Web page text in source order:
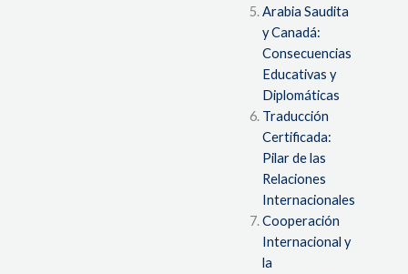
Arabia Saudita
y Canadá:
Consecuencias
Educativas y
Diplomáticas
Traducción
Certificada:
Pilar de las
Relaciones
Internacionales
Cooperación
Internacional y
la